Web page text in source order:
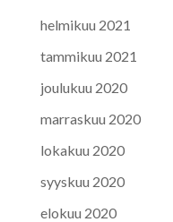
helmikuu 2021
tammikuu 2021
joulukuu 2020
marraskuu 2020
lokakuu 2020
syyskuu 2020
elokuu 2020